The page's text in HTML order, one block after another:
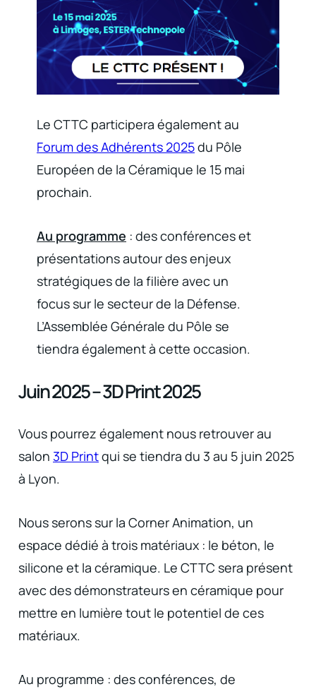
Le CTTC participera également au
Forum des Adhérents 2025du Pôle
Européen de la Céramique le 15 mai
prochain.
Au programme : des conférences et
présentations autour des enjeux
stratégiques de la filière avec un
focus sur le secteur de la Défense.
L’Assemblée Générale du Pôle se
tiendra également à cette occasion.
Juin 2025 – 3D Print 2025
Vous pourrez également nous retrouver au
salon 3D Printqui se tiendra du 3 au 5 juin 2025
à Lyon.
Nous serons sur la Corner Animation, un
espace dédié à trois matériaux : le béton, le
silicone et la céramique. Le CTTC sera présent
avec des démonstrateurs en céramique pour
mettre en lumière tout le potentiel de ces
matériaux.
Au programme : des conférences, de